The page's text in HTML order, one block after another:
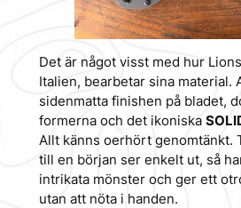
Det är något visst med hur
Italien, bearbetar sina material.
sidenmatta finishen på bladet,
formerna och det ikoniska
Allt känns oerhört genomtänkt.
till en början ser enkelt ut, så
intrikata mönster och ger ett
utan att nöta i handen.